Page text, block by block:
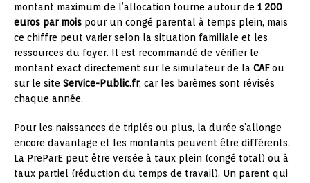
montant maximum de l’allocation tourne autour de 1 200
euros par mois pour un congé parental à temps plein, mais
ce chiffre peut varier selon la situation familiale et les
ressources du foyer. Il est recommandé de vérifier le
montant exact directement sur le simulateur de la CAFou
sur le site Service-Public.fr, car les barèmes sont révisés
chaque année.
Pour les naissances de triplés ou plus, la durée s’allonge
encore davantage et les montants peuvent être différents.
La PreParE peut être versée à taux plein (congé total) ou à
taux partiel (réduction du temps de travail). Un parent qui